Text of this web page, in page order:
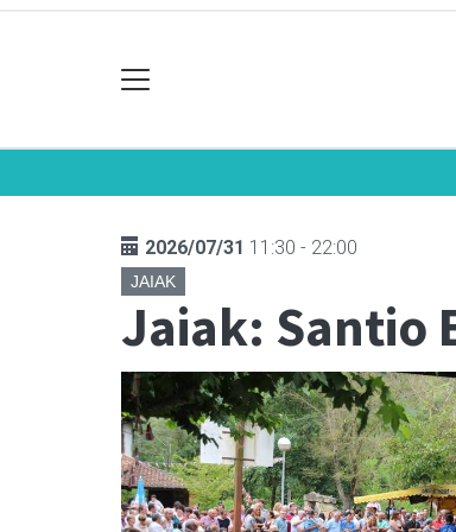
2026/07/31 11:30 - 22:00
JAIAK
Jaiak: Santio